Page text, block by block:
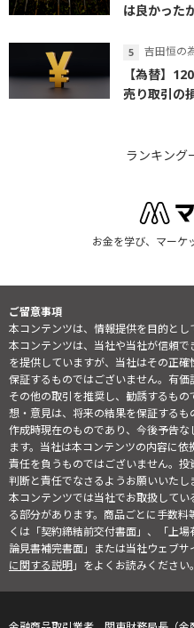
は良かった
吉田恒の
【為替】
売り取引の
ランキング
お金を学び、マーケ
ご留意事項
本コンテンツは、情報提供を目的とし
本コンテンツは、当社や当社が信頼
を提供していますが、当社はその正
保証するものではございません。有価
その他の取引を推奨し、勧誘するも
想・意見は、将来の結果を保証する
作成時現在のものであり、今後予告
ます。当社は本コンテンツの内容に
責任を負うものではございません。
判断と責任でなさるようお願いいたし
本コンテンツでは当社でお取扱して
る部分があります。商品ごとに手数
くは「契約締結前交付書面」、「上
論見書補完書面」または当社ウェブサ
に関する説明」をよくお読みください。